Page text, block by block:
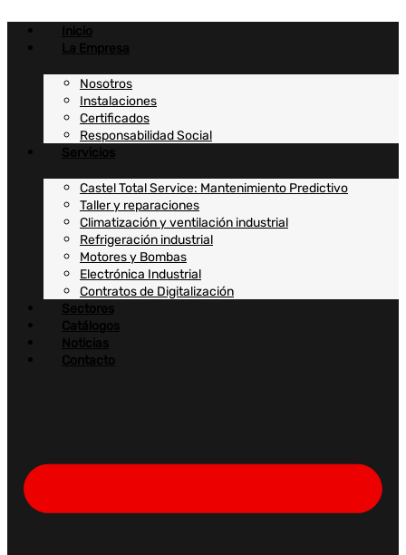
contenido
Inicio
La Empresa
Nosotros
Instalaciones
Certificados
Responsabilidad Social
Servicios
Castel Total Service: Mantenimiento Predictivo
Taller y reparaciones
Climatización y ventilación industrial
Refrigeración industrial
Motores y Bombas
Electrónica Industrial
Contratos de Digitalización
Sectores
Catálogos
Noticias
Contacto